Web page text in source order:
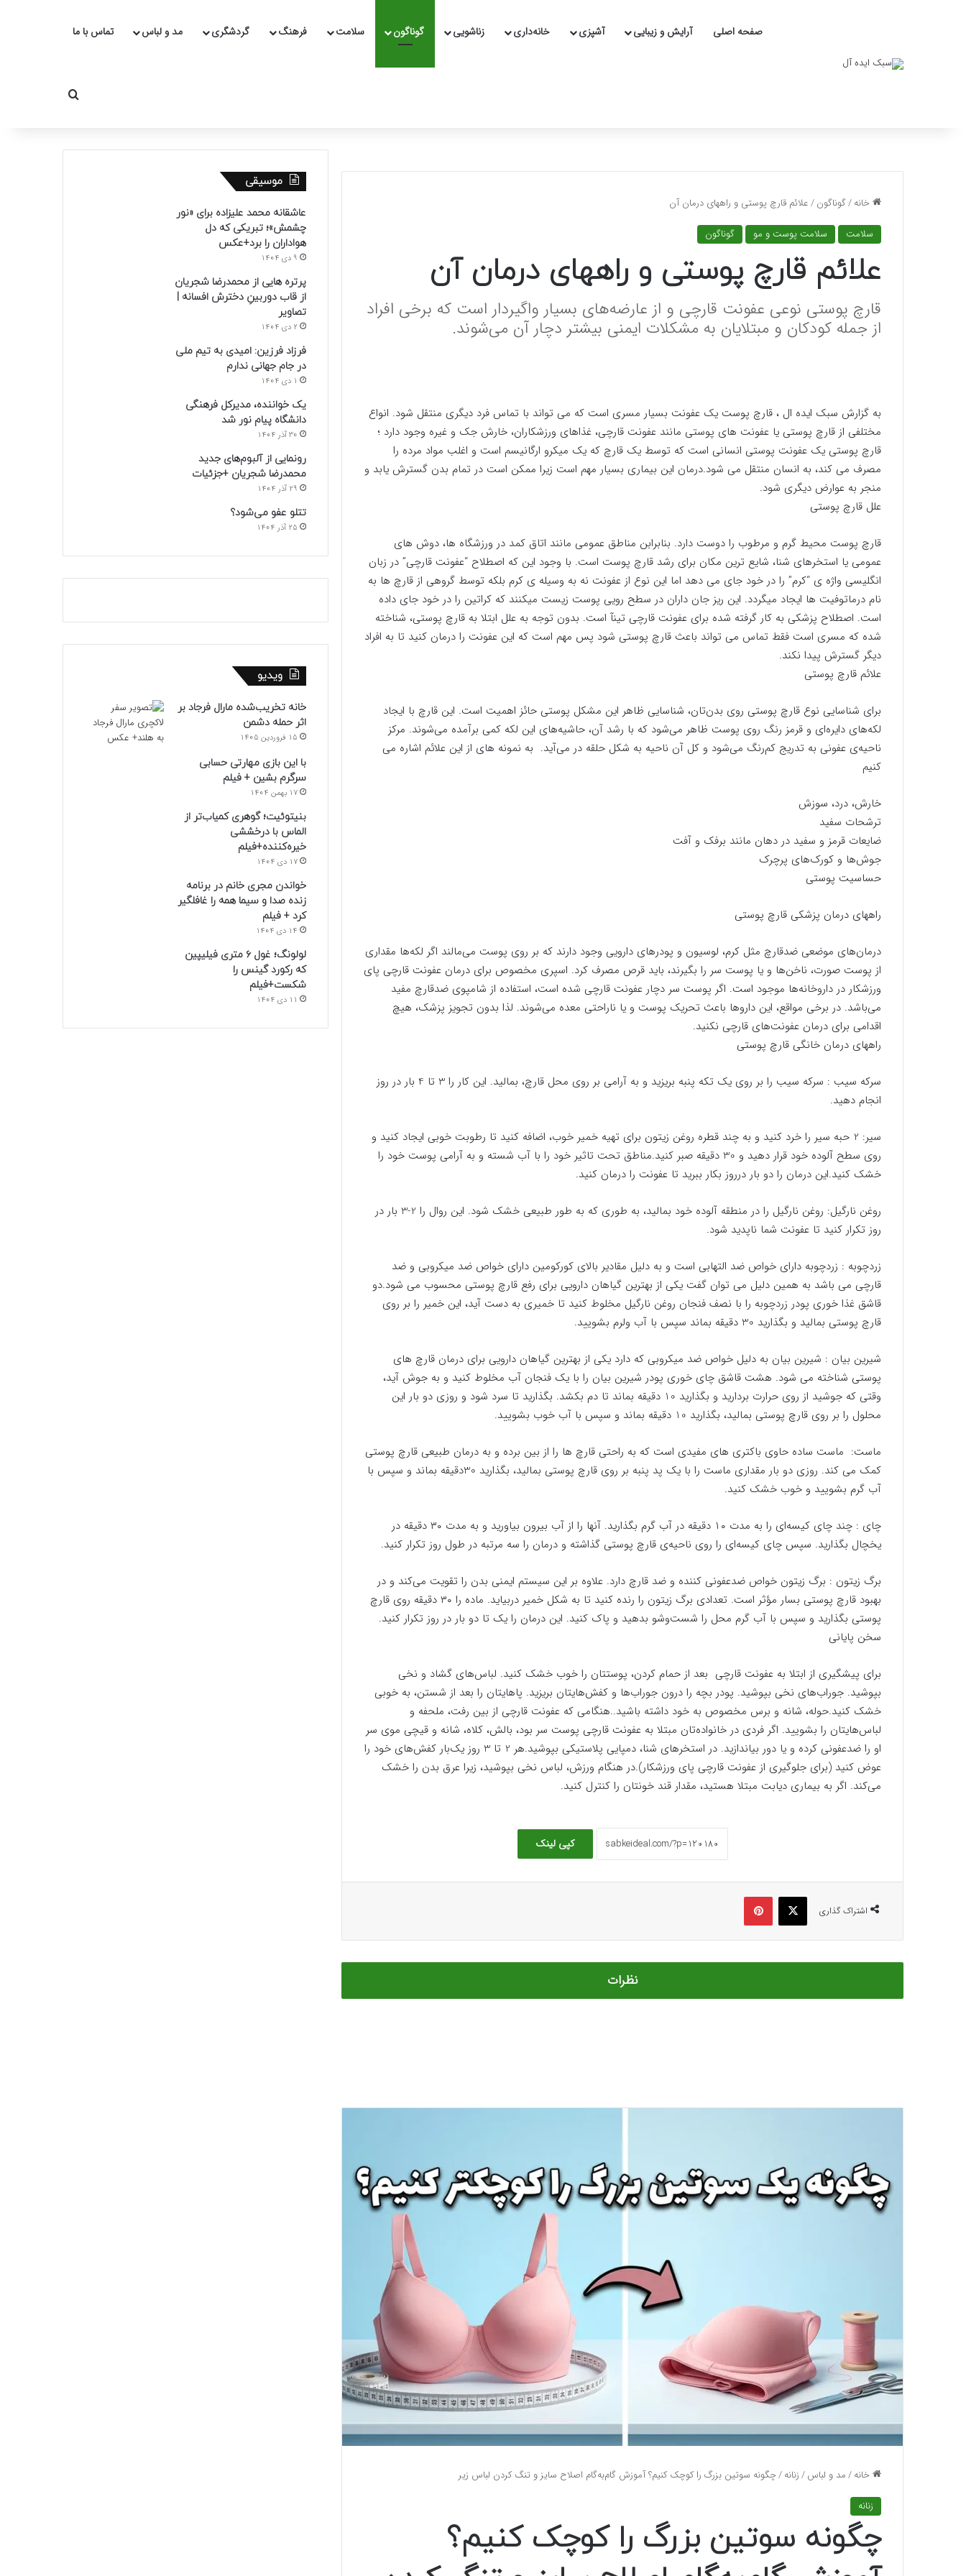
صفحه اصلی آرایش و زیبایی آشپزی خانه‌داری زناشویی گوناگون سلامت فرهنگ گردشگری مد و لباس تماس با ما
جستجو برای
خانه/گوناگون/علائم قارچ پوستی و راههای درمان آن
سلامت سلامت پوست و مو گوناگون
علائم قارچ پوستی و راههای درمان آن
قارچ پوستی نوعی عفونت‌ قارچی و از عارضه‌های بسیار واگیردار است که برخی افراد
از جمله کودکان و مبتلایان به مشکلات ایمنی بیشتر دچار آن می‌شوند.
به گزارش سبک ایده ال ، قارچ پوست یک عفونت بسیار مسری است که می تواند با تماس فرد دیگری منتقل شود. انواع
مختلفی از قارچ پوستی یا عفونت های پوستی مانند عفونت قارچی، غذاهای ورزشکاران، خارش جک و غیره وجود دارد ؛
قارچ پوستی یک عفونت پوستی انسانی است که توسط یک قارچ که یک میکرو ارگانیسم است و اغلب مواد مرده را
مصرف می کند، به انسان منتقل می شود.درمان این بیماری بسیار مهم است زیرا ممکن است در تمام بدن گسترش یابد و
منجر به عوارض دیگری شود.
علل قارچ پوستی
قارچ پوست محیط گرم و مرطوب را دوست دارد. بنابرابن مناطق عمومی مانند اتاق کمد در ورزشگاه ها، دوش های
عمومی یا استخرهای شنا، شایع ترین مکان برای رشد قارچ پوست است. با وجود این که اصطلاح “عفونت قارچی” در زبان
انگلیسی واژه ی “کرم” را در خود جای می دهد اما این نوع از عفونت نه به وسیله ی کرم بلکه توسط گروهی از قارچ ها به
نام درماتوفیت ها ایجاد میگردد. این ریز جان داران در سطح رویی پوست زیست میکنند که کراتین را در خود جای داده
است. اصطلاح پزشکی به کار گرفته شده برای عفونت قارچی تینآ است. بدون توجه به علل ابتلا به قارچ پوستی، شناخته
شده که مسری است فقط تماس می تواند باعث قارچ پوستی شود پس مهم است که این عفونت را درمان کنید تا به افراد
دیگر گسترش پیدا نکند.
علائم قارچ پوستی
برای شناسایی نوع قارچ پوستی روی بدن‌تان، شناسایی ظاهر این مشکل پوستی حائز اهمیت است. این قارچ با ایجاد
لکه‌های دایره‌ای و قرمز رنگ روی پوست ظاهر می‌شود که با رشد آن، حاشیه‌های این لکه کمی برآمده می‌شوند. مرکز
ناحیه‌ی عفونی به تدریج کم‌رنگ می‌شود و کل آن ناحیه به شکل حلقه در می‌آید. به نمونه های از این علائم اشاره می
کنیم
خارش، درد، سوزش
ترشحات سفید
ضایعات قرمز و سفید در دهان مانند برفک و آفت
جوش‌ها و کورک‌های پرچرک
حساسیت پوستی
راههای درمان پزشکی قارچ پوستی
درمان‌های موضعی ضدقارچ مثل کرم، لوسیون و پودرهای دارویی وجود دارند که بر روی پوست می‌مالند اگر لکه‌ها مقداری
از پوست صورت، ناخن‌ها و یا پوست سر را بگیرند، باید قرص مصرف کرد. اسپری مخصوص برای درمان عفونت قارچی پای
ورزشکار در داروخانه‌ها موجود است. اگر پوست سر دچار عفونت قارچی شده است، استفاده از شامپوی ضدقارچ مفید
می‌باشد. در برخی مواقع، این داروها باعث تحریک پوست و یا ناراحتی معده می‌شوند. لذا بدون تجویز پزشک، هیچ
اقدامی برای درمان عفونت‌های قارچی نکنید.
راههای درمان خانگی قارچ پوستی
سرکه سیب : سرکه سیب را بر روی یک تکه پنبه بریزید و به آرامی بر روی محل قارچ، بمالید. این کار را 3 تا 4 بار در روز
انجام دهید.
سیر: 2 حبه سیر را خرد کنید و به چند قطره روغن زیتون برای تهیه خمیر خوب، اضافه کنید تا رطوبت خوبی ایجاد کنید و
روی سطح آلوده خود قرار دهید و 30 دقیقه صبر کنید.مناطق تحت تاثیر خود را با آب شسته و به آرامی پوست خود را
خشک کنید.این درمان را دو بار درروز بکار ببرید تا عفونت را درمان کنید.
روغن نارگیل: روغن نارگیل را در منطقه آلوده خود بمالید، به طوری که به طور طبیعی خشک شود. این روال را 2-3 بار در
روز تکرار کنید تا عفونت شما ناپدید شود.
زردچوبه : زردچوبه دارای خواص ضد التهابی است و به دلیل مقادیر بالای کورکومین دارای خواص ضد میکروبی و ضد
قارچی می باشد به همین دلیل می توان گفت یکی از بهترین گیاهان دارویی برای رفع قارچ پوستی محسوب می شود.دو
قاشق غذا خوری پودر زردچوبه را با نصف فنجان روغن نارگیل مخلوط کنید تا خمیری به دست آید، این خمیر را بر روی
قارچ پوستی بمالید و بگذارید 30 دقیقه بماند سپس با آب ولرم بشویید.
شیرین بیان : شیرین بیان به دلیل خواص ضد میکروبی که دارد یکی از بهترین گیاهان دارویی برای درمان قارچ های
پوستی شناخته می شود. هشت قاشق چای خوری پودر شیرین بیان را با یک فنجان آب مخلوط کنید و به جوش آید،
وقتی که جوشید از روی حرارت بردارید و بگذارید 10 دقیقه بماند تا دم بکشد. بگذارید تا سرد شود و روزی دو بار این
محلول را بر روی قارچ پوستی بمالید، بگذارید 10 دقیقه بماند و سپس با آب خوب بشویید.
ماست: ماست ساده حاوی باکتری های مفیدی است که به راحتی قارچ ها را از بین برده و به درمان طبیعی قارچ پوستی
کمک می کند. روزی دو بار مقداری ماست را با یک پد پنبه بر روی قارچ پوستی بمالید، بگذارید 30دقیقه بماند و سپس با
آب گرم بشویید و خوب خشک کنید.
چای : چند چای کیسه‌ای را به مدت ۱۰ دقیقه در آب گرم بگذارید. آنها را از آب بیرون بیاورید و به مدت ۳۰ دقیقه در
یخچال بگذارید. سپس چای کیسه‌ای را روی ناحیه‌ی قارچ پوستی گذاشته و درمان را سه مرتبه در طول روز تکرار کنید.
برگ زیتون : برگ زیتون خواص ضدعفونی کننده و ضد قارچ دارد. علاوه بر این سیستم ایمنی بدن را تقویت می‌کند و در
بهبود قارچ پوستی بسار مؤثر است. تعدادی برگ زیتون را رنده کنید تا به شکل خمیر دربیاید. ماده را ۳۰ دقیقه روی قارچ
پوستی بگذارید و سپس با آب گرم محل را شست‌و‌شو بدهید و پاک کنید. این درمان را یک تا دو بار در روز تکرار کنید.
سخن پایانی
برای پیشگیری از ابتلا به عفونت قارچی بعد از حمام کردن، پوستتان را خوب خشک کنید. لباس‌های گشاد و نخی
بپوشید. جوراب‌های نخی بپوشید. پودر بچه را درون جوراب‌ها و کفش‌هایتان بریزید. پاهایتان را بعد از شستن، به خوبی
خشک کنید.حوله، شانه و برس مخصوص به خود داشته باشید..هنگامی که عفونت قارچی از بین رفت، ملحفه و
لباس‌هایتان را بشویید. اگر فردی در خانواده‌تان مبتلا به عفونت قارچی پوست سر بود، بالش، کلاه، شانه و قیچی موی سر
او را ضدعفونی کرده و یا دور بیاندازید. در استخرهای شنا، دمپایی پلاستیکی بپوشید.هر 2 تا 3 روز یک‌بار کفش‌های خود را
عوض کنید (برای جلوگیری از عفونت قارچی پای ورزشکار).در هنگام ورزش، لباس نخی بپوشید، زیرا عرق بدن را خشک
می‌کند. اگر به بیماری دیابت مبتلا هستید، مقدار قند خونتان را کنترل کنید.
کپی لینک
اشتراک گذاری
ایکس پینتریست
نظرات
موسیقی
عاشقانه محمد علیزاده برای «نور
چشمش»؛ تبریکی که دل
هواداران را برد+عکس
9 دی 1404
پرتره هایی از محمدرضا شجریان
از قاب دوربینِ دخترش افسانه |
تصاویر
2 دی 1404
فرزاد فرزین: امیدی به تیم ملی
در جام جهانی ندارم
1 دی 1404
یک خواننده، مدیرکل فرهنگی
دانشگاه پیام نور شد
30 آذر 1404
رونمایی از آلبوم‌های جدید
محمدرضا شجریان +جزئیات
29 آذر 1404
تتلو عفو می‌شود؟
25 آذر 1404
ویدیو
خانه تخریب‌شده مارال فرجاد بر
اثر حمله دشمن
15 فروردین 1405
با این بازی مهارتی حسابی
سرگرم بشین + فیلم
17 بهمن 1404
بنیتوئیت؛ گوهری کمیاب‌تر از
الماس با درخششی
خیره‌کننده+فیلم
17 دی 1404
خواندن مجری خانم در برنامه
زنده صدا و سیما همه را غافلگیر
کرد + فیلم
14 دی 1404
لولونگ؛ غول ۶ متری فیلیپین
که رکورد گینس را
شکست+فیلم
11 دی 1404